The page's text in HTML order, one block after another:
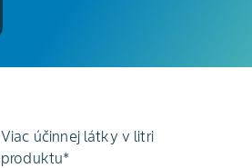
Viac účinnej látky v litri
produktu*